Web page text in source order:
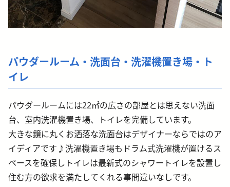
パウダールーム・洗面台・洗濯機置き場・ト
イレ
パウダールームには22㎡の広さの部屋とは思えない洗面
台、室内洗濯機置き場、トイレを完備しています。
大きな鏡に丸くお洒落な洗面台はデザイナーならではのア
イディアです♪洗濯機置き場もドラム式洗濯機が置けるス
ペースを確保しトイレは最新式のシャワートイレを設置し
住む方の欲求を満たしてくれる事間違いなしです。